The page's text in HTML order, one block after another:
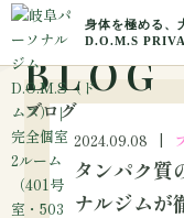
BLOG
ブログ
2024.09.08
タンパク質
ナルジムが